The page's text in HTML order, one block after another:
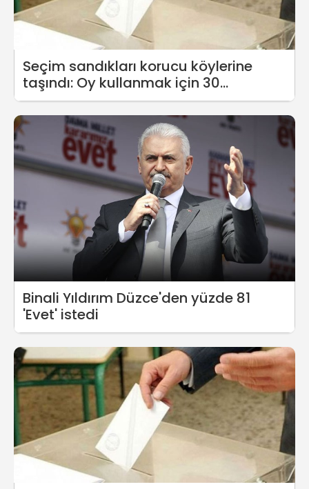
Seçim sandıkları korucu köylerine
taşındı: Oy kullanmak için 30
kilometre gidecekler!
Binali Yıldırım Düzce'den yüzde 81
'Evet' istedi